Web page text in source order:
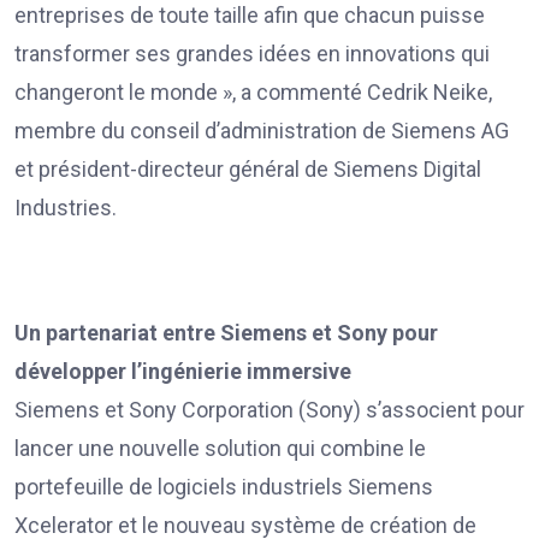
entreprises de toute taille afin que chacun puisse
transformer ses grandes idées en innovations qui
changeront le monde », a commenté Cedrik Neike,
membre du conseil d’administration de Siemens AG
et président-directeur général de Siemens Digital
Industries.
Un partenariat entre Siemens et Sony pour
développer l’ingénierie immersive
Siemens et Sony Corporation (Sony) s’associent pour
lancer une nouvelle solution qui combine le
portefeuille de logiciels industriels Siemens
Xcelerator et le nouveau système de création de